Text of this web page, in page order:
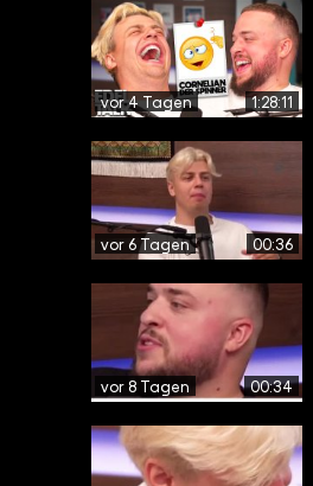
vor 4 Tagen 1:28:11
vor 6 Tagen 00:36
vor 8 Tagen 00:34